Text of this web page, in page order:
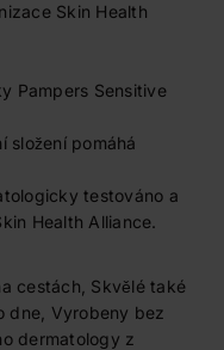
Skin Health
Pampers Sensitive
složení pomáhá
testováno a
Health Alliance.
cestách, Skvělé také
dne, Vyrobeny bez
dermatology z